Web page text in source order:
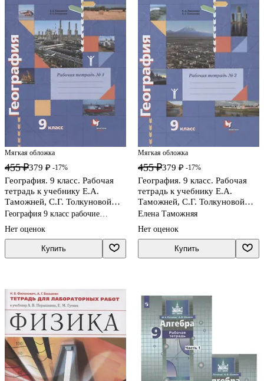
Мягкая обложка
455 ₽379 ₽ -17%
География. 9 класс. Рабочая
тетрадь к учебнику Е.А.
Таможней, С.Г. Толкуновой
"География России. Хозяйство.
1
География 9 класс рабочие
Нет оценок
Купить
Мягкая обложка
455 ₽379 ₽ -17%
География. 9 класс. Рабочая
тетрадь к учебнику Е.А.
Таможней, С.Г. Толкуновой
"География России. Хозяйство.
2
Елена Таможняя
Нет оценок
Купить